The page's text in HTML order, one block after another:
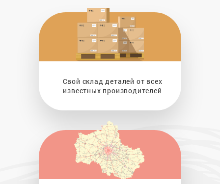
Свой склад деталей от всех
известных производителей